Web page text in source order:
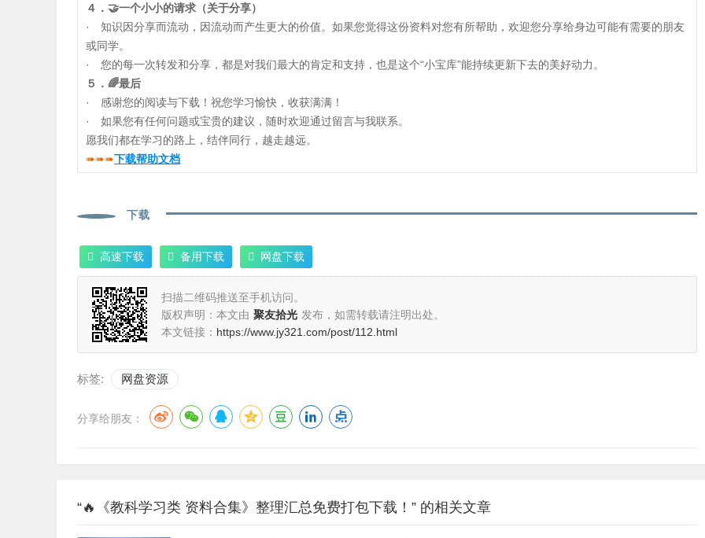
４．🤝一个小小的请求（关于分享）
· 知识因分享而流动，因流动而产生更大的价值。如果您觉得这份资料对您有所帮助，欢迎您分享给身边可能有需要的朋友
或同学。
· 您的每一次转发和分享，都是对我们最大的肯定和支持，也是这个“小宝库”能持续更新下去的美好动力。
５．🌈最后
· 感谢您的阅读与下载！祝您学习愉快，收获满满！
· 如果您有任何问题或宝贵的建议，随时欢迎通过留言与我联系。
愿我们都在学习的路上，结伴同行，越走越远。
➠➠➠下载帮助文档
下载
高速下载 备用下载 网盘下载
扫描二维码推送至手机访问。
版权声明：本文由 聚友拾光 发布，如需转载请注明出处。
本文链接： https://www.jy321.com/post/112.html
标签: 网盘资源
分享给朋友：
“🔥《教科学习类 资料合集》整理汇总免费打包下载！” 的相关文章